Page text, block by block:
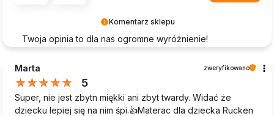
Komentarz sklepu
Twoja opinia to dla nas ogromne wyróżnienie!
swoimi doświadczeniami z zakupów w naszym sklepie.
Twoje pozytywne słowa pomagają nam doskonalić
naszą ofertę i motywują nas do dalszej pracy.
Pozdrawiamy!
Marta zweryfikowano
5
Super, nie jest zbytn miękki ani zbyt twardy. Widać że
dziecku lepiej się na nim śpi.👍️Materac dla dziecka Rucken